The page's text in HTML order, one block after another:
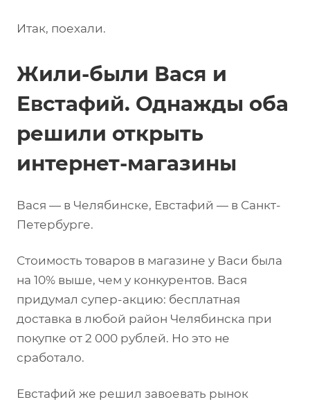
Итак, поехали.
Жили-были Вася и
Евстафий. Однажды оба
решили открыть
интернет-магазины
Вася — в Челябинске, Евстафий — в Санкт-
Петербурге.
Стоимость товаров в магазине у Васи была
на 10% выше, чем у конкурентов. Вася
придумал супер-акцию: бесплатная
доставка в любой район Челябинска при
покупке от 2 000 рублей. Но это не
сработало.
Евстафий же решил завоевать рынок